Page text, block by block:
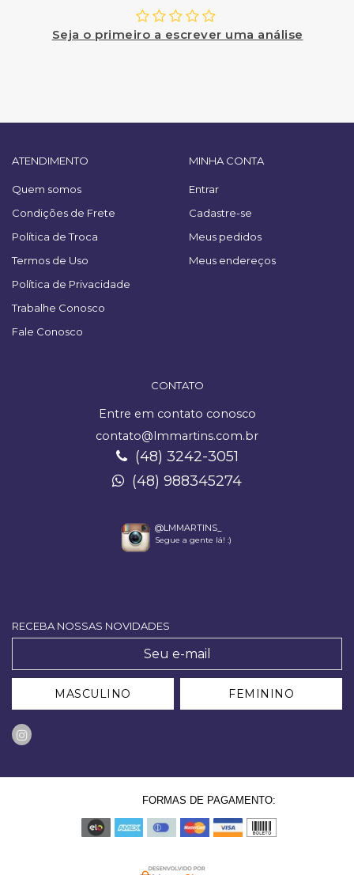
Seja o primeiro a escrever uma análise
ATENDIMENTO
Quem somos
Condições de Frete
Política de Troca
Termos de Uso
Política de Privacidade
Trabalhe Conosco
Fale Conosco
MINHA CONTA
Entrar
Cadastre-se
Meus pedidos
Meus endereços
CONTATO
Entre em contato conosco
contato@lmmartins.com.br
(48) 3242-3051
(48) 988345274
@LMMARTINS_
Segue a gente lá! :)
RECEBA NOSSAS NOVIDADES
MASCULINO FEMININO
FORMAS DE PAGAMENTO: